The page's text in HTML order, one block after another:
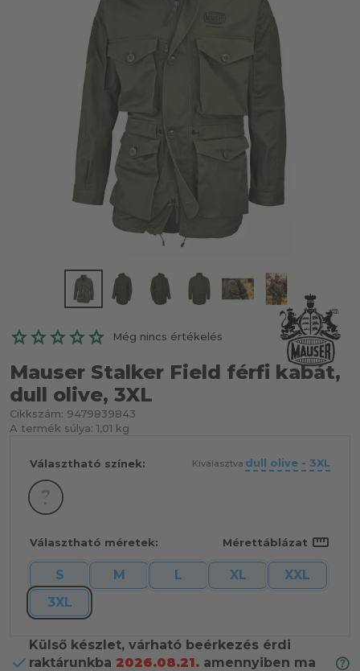
Még nincs értékelés
Mauser Stalker Field férfi kabát,
dull olive, 3XL
Cikkszám: 9479839843
A termék súlya: 1,01 kg
Választható színek: Kiválasztva:dull olive - 3XL
Választható méretek: Mérettáblázat straighten
S M L XL
XXL
3XL
Külső készlet, várható beérkezés érdi
raktárunkba 2026.08.21. amennyiben ma